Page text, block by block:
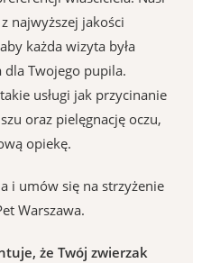
najwyższej jakości
każda wizyta była
dla Twojego pupila.
usługi jak przycinanie
oraz pielęgnację oczu,
opiekę.
i umów się na strzyżenie
Warszawa.
że Twój zwierzak